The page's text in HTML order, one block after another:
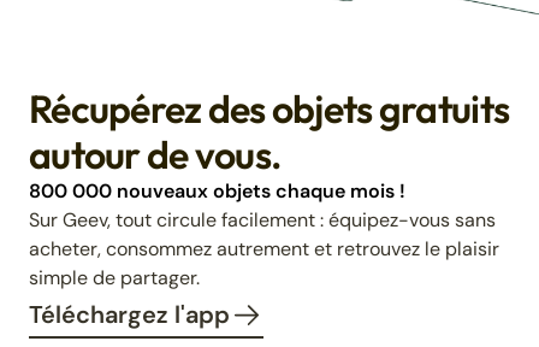
Récupérez des objets gratuits
autour de vous.
800 000 nouveaux objets chaque mois !
Sur Geev, tout circule facilement : équipez-vous sans
acheter, consommez autrement et retrouvez le plaisir
simple de partager.
Téléchargez l'app